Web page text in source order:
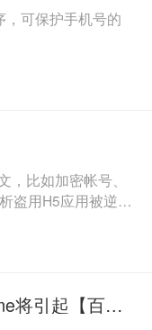
，可保护手机号的
比如加密帐号、
盗用H5应用被逆向
同的应用。但如
数百万Edge，Firefox，Chrome将引起【百年虫】，导致世界上一些最大的网站瘫痪